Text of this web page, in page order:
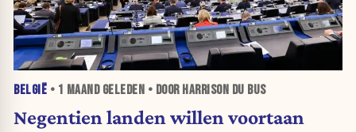
BELGIË • 1 MAANDGELEDEN • DOOR HARRISON DU BUS
Negentien landen willen voortaan